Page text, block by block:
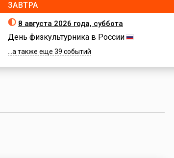
ЗАВТРА
8 августа 2026 года, суббота
День физкультурника в России
...а также еще 39 событий